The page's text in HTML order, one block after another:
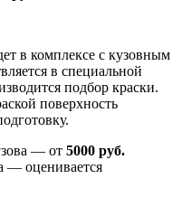
в комплексе с кузовным
в специальной
подбор краски.
поверхность
— от 5000 руб.
— оценивается